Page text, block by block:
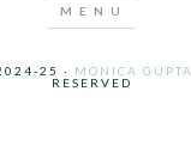
25 · MONICA GUPTA
RESERVED